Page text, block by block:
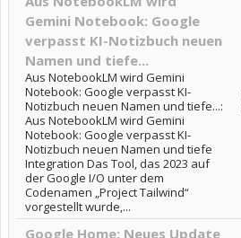
Gemini Notebook: Google
verpasst KI-Notizbuch neuen
Namen und tiefe...
Aus NotebookLM wird Gemini
Notebook: Google verpasst KI-
Notizbuch neuen Namen und tiefe...:
Aus NotebookLM wird Gemini
Notebook: Google verpasst KI-
Notizbuch neuen Namen und tiefe
Integration Das Tool, das 2023 auf
der Google I/O unter dem
Codenamen „Project Tailwind“
vorgestellt wurde,...
Google Home: Neues Update